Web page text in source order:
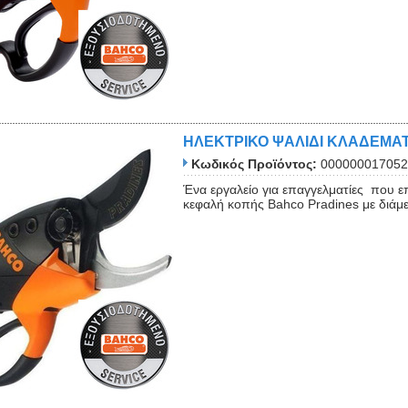
ΗΛΕΚΤΡΙΚΟ ΨΑΛΙΔΙ
Κωδικός Προϊόντος: 000000017052
Ένα εργαλείο για επαγγελματίες που
κεφαλή κοπής Bahco Pradines με